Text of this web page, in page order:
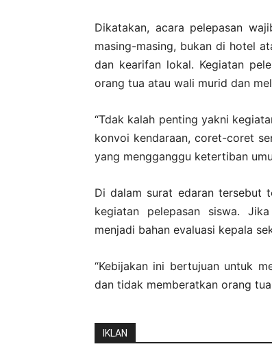
Dikatakan, acara pelepasan
masing-masing, bukan di hotel
dan kearifan lokal. Kegiatan
orang tua atau wali murid dan
“Tdak kalah penting yakni
konvoi kendaraan, coret-coret
yang mengganggu ketertiban
Di dalam surat edaran tersebut
kegiatan pelepasan siswa.
menjadi bahan evaluasi kepala
“Kebijakan ini bertujuan untuk
dan tidak memberatkan orang
IKLAN